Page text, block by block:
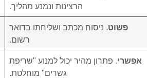
הרצינות ונמנע מהליך.
פשוט. ניסוח מכתב ושליחתו בדואר
רשום.
אפשרי. פתרון מהיר יכול למנוע "שריפת
גשרים" מוחלטת.